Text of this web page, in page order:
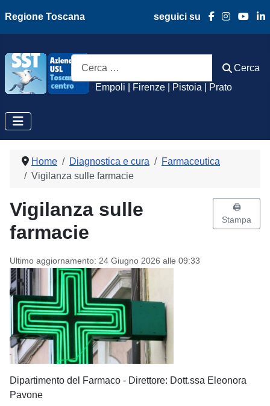
Regione Toscana seguici su
Azienda Usl
Empoli | Firenze | Pistoia | Prato
Cerca
Cerca
Home Diagnostica e cura
Farmaceutica
Vigilanza sulle farmacie
Vigilanza sulle
farmacie
Ultimo aggiornamento: 24 Giugno 2026 alle 09:33
🖨️
Stampa
Dipartimento del Farmaco - Direttore: Dott.ssa Eleonora
Pavone